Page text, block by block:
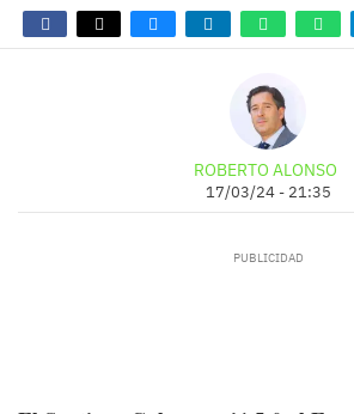
ROBERTO ALONSO
17/03/24 - 21:35